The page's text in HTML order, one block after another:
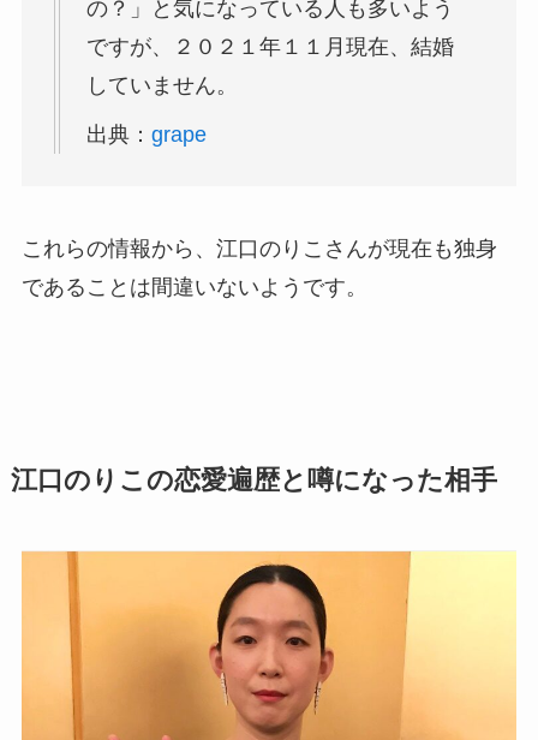
の？」と気になっている人も多いよう
ですが、２０２１年１１月現在、結婚
していません。
出典： grape
これらの情報から、江口のりこさんが現在も独身
であることは間違いないようです。
江口のりこの恋愛遍歴と噂になった相手